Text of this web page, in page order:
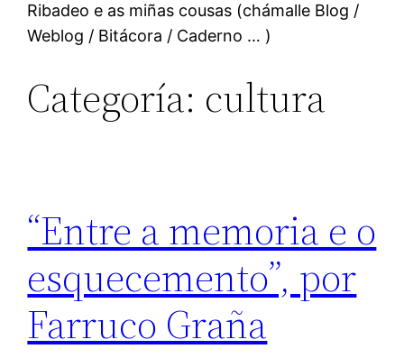
Ribadeo e as miñas cousas (chámalle Blog /
Weblog / Bitácora / Caderno … )
Categoría: cultura
“Entre a memoria e o
esquecemento”, por
Farruco Graña